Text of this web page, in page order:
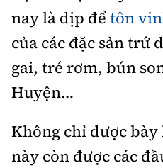
Tổng biên tập: Nguyễn Thị
Phó Tổng biên tập:
Nguyễn
Nguyễn Đức Thắng, La Đức
Hotline:
0901 514 799
Quảng cáo
Email:
Cấm sao chép dưới mọi
chấp thuận bằng văn bản.
nay là dịp đểtôn
của các đặc sản trứ
gai, tré rơm, bún
Huyện…
Không chỉ được
này còn được các